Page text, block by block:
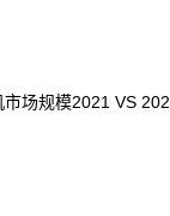
规模2021 VS